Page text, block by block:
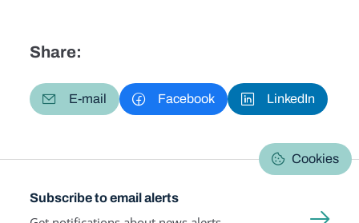
Share:
E-mail Facebook LinkedIn
Cookies
Subscribe to email alerts